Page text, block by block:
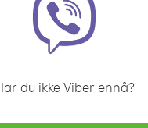
du ikke Viber ennå?